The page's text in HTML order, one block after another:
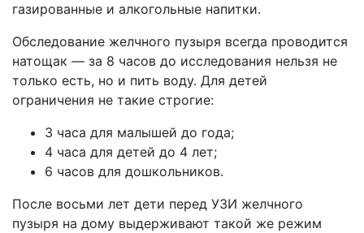
газированные и алкогольные напитки.
Обследование желчного пузыря всегда проводится
натощак — за 8 часов до исследования нельзя не
только есть, но и пить воду. Для детей
ограничения не такие строгие:
3 часа для малышей до года;
4 часа для детей до 4 лет;
6 часов для дошкольников.
После восьми лет дети перед УЗИ желчного
пузыря на дому выдерживают такой же режим